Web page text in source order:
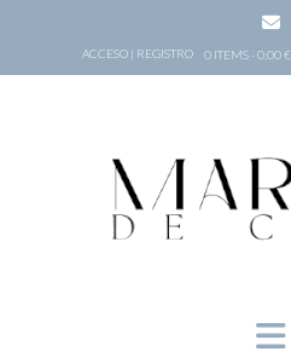
ACCESO | REGISTRO 0 ITEMS - 0,00 €